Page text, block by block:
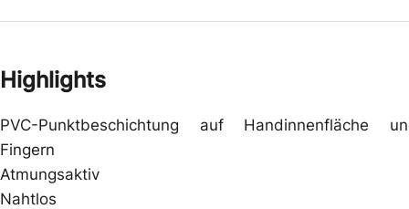
Highlights
PVC-Punktbeschichtung auf Handinnenfläche
Fingern
Atmungsaktiv
Nahtlos